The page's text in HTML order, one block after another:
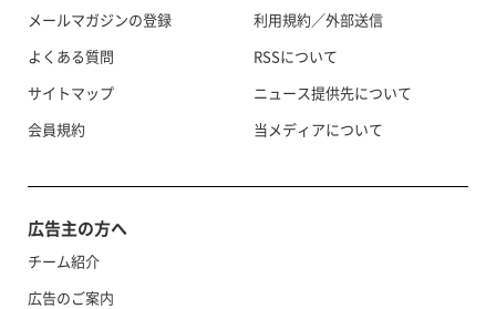
メールマガジンの登録
よくある質問
サイトマップ
会員規約
利用規約／外部送信
RSSについて
ニュース提供先について
当メディアについて
広告主の方へ
チーム紹介
広告のご案内